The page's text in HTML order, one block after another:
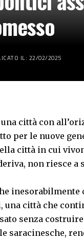
IL: 22/02/2025
città con
per le nuove
città in cui
non riesce a
città che
senza
saracinesche,